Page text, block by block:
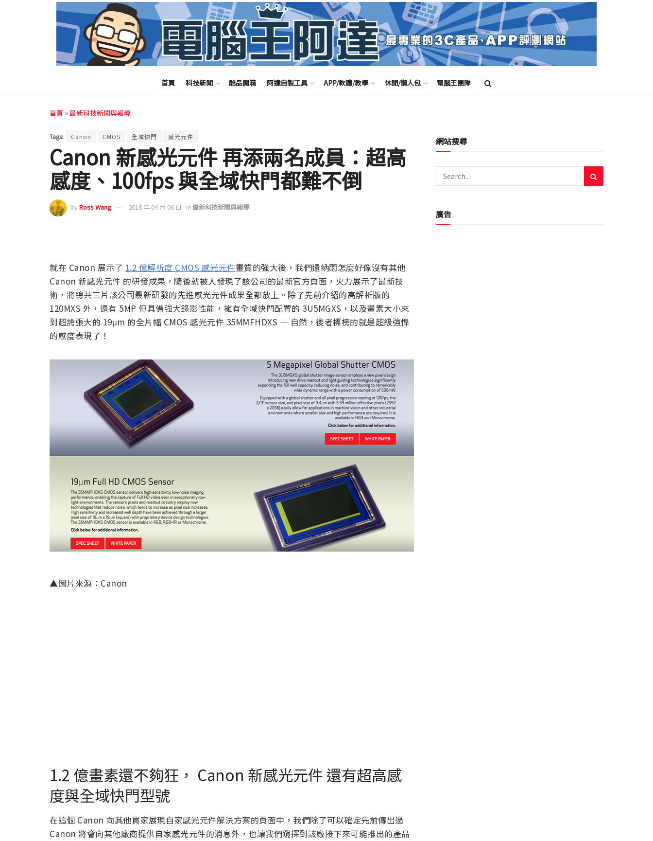
首頁 科技新聞 酷品開箱 阿達自製工具 APP/軟體/教學 休閒/懶人包 電腦王團隊
首頁 »最新科技新聞與報導
Tags: Canon CMOS 全域快門 感光元件
Canon 新感光元件 再添兩名成員：超高
感度、100fps 與全域快門都難不倒
byRoss Wang 2018 年 04 月 06 日 in 最新科技新聞與報導
就在 Canon 展示了 1.2 億解析度 CMOS 感光元件畫質的強大後，我們還納悶怎麼好像沒有其他
Canon 新感光元件 的研發成果，隨後就被人發現了該公司的最新官方頁面，火力展示了最新技
術，將總共三片該公司最新研發的先進感光元件成果全都放上。除了先前介紹的高解析版的
120MXS 外，還有 5MP 但具備強大錄影性能，擁有全域快門配置的 3U5MGXS，以及畫素大小來
到超誇張大的 19μm 的全片幅 CMOS 感光元件 35MMFHDXS — 自然，後者標榜的就是超級強悍
的感度表現了！
▲圖片來源：Canon
1.2 億畫素還不夠狂， Canon 新感光元件 還有超高感
度與全域快門型號
在這個 Canon 向其他買家展現自家感光元件解決方案的頁面中，我們除了可以確定先前傳出過
Canon 將會向其他廠商提供自家感光元件的消息外，也讓我們窺探到該廠接下來可能推出的產品
網站搜尋
廣告